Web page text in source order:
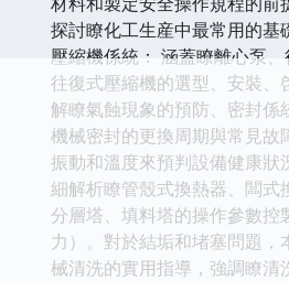
探討瞭化工生産中最常用的基
壓縮機係統： 涵蓋瞭離心泵
往復式壓縮機的選型、安裝、
解瞭氣蝕現象的預防、密封係
機械密封的更換周期與常見故
振動和溫度來預判設備健康狀
細解析瞭管殼式換熱器、闆式
分層塔、填料塔的操作參數控
力）。對於結垢和堵塞問題
械清洗的實用指導，強調瞭清